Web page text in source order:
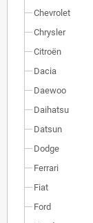
Chevrolet
Chrysler
Citroën
Dacia
Daewoo
Daihatsu
Datsun
Dodge
Ferrari
Fiat
Ford